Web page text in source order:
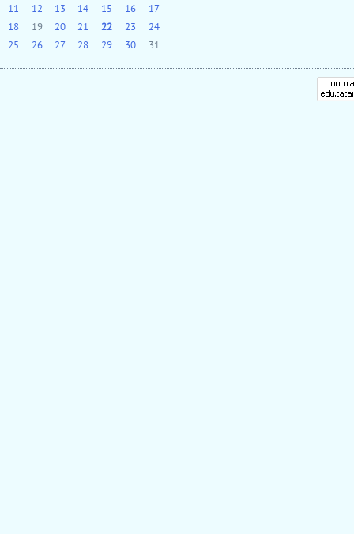
11
12 13 14 15 16
17
18
19 20 21 22 23
24
25
26 27 28 29 30 31